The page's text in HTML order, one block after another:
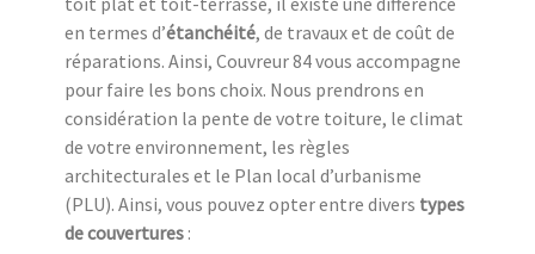
en termes d’étanchéité, de travaux et de coût de
réparations. Ainsi, Couvreur 84 vous accompagne
pour faire les bons choix. Nous prendrons en
considération la pente de votre toiture, le climat
de votre environnement, les règles
architecturales et le Plan local d’urbanisme
(PLU). Ainsi, vous pouvez opter entre divers types
de couvertures :